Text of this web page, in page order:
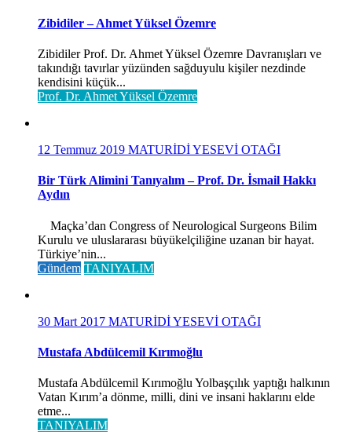
Zibidiler – Ahmet Yüksel Özemre
Zibidiler Prof. Dr. Ahmet Yüksel Özemre Davranışları ve
takındığı tavırlar yüzünden sağduyulu kişiler nezdinde
kendisini küçük...
Prof. Dr. Ahmet Yüksel Özemre
12 Temmuz 2019 MATURİDİ YESEVİ OTAĞI
Bir Türk Alimini Tanıyalım – Prof. Dr. İsmail Hakkı
Aydın
Maçka’dan Congress of Neurological Surgeons Bilim
Kurulu ve uluslararası büyükelçiliğine uzanan bir hayat.
Türkiye’nin...
Gündem TANIYALIM
30 Mart 2017 MATURİDİ YESEVİ OTAĞI
Mustafa Abdülcemil Kırımoğlu
Mustafa Abdülcemil Kırımoğlu Yolbaşçılık yaptığı halkının
Vatan Kırım’a dönme, milli, dini ve insani haklarını elde
etme...
TANIYALIM